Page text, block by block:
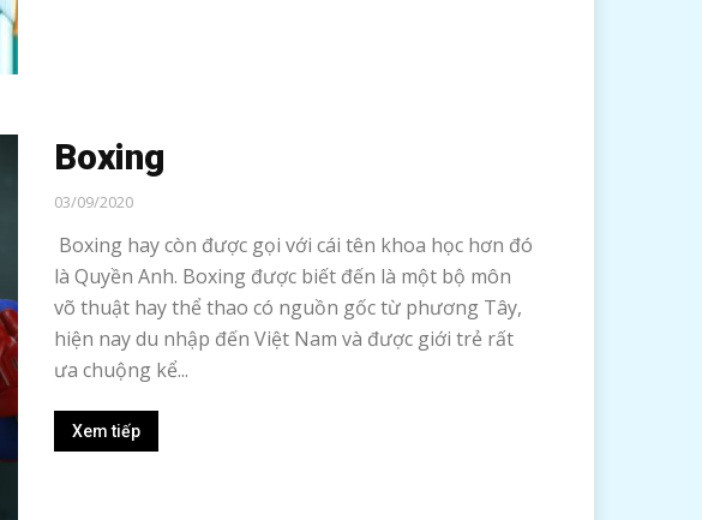
Boxing
03/09/2020
Boxing hay còn được gọi với cái tên khoa học hơn đó
là Quyền Anh. Boxing được biết đến là một bộ môn
võ thuật hay thể thao có nguồn gốc từ phương Tây,
hiện nay du nhập đến Việt Nam và được giới trẻ rất
ưa chuộng kể...
Xem tiếp